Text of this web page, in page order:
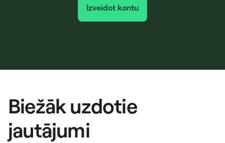
Izveidot kontu
Biežāk uzdotie
jautājumi